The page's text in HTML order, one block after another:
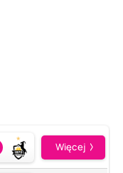
Więcej